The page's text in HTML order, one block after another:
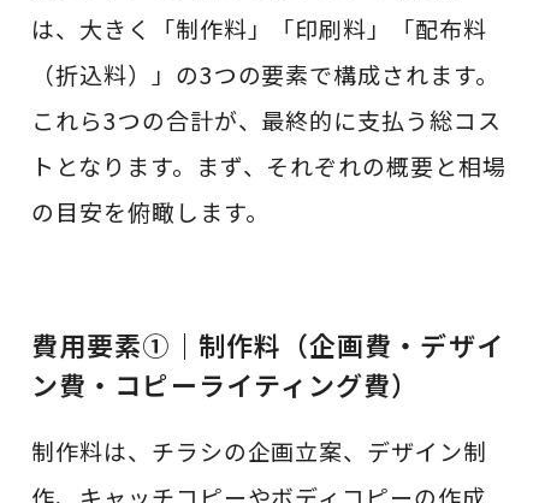
は、大きく「制作料」「印刷料」「配布料
（折込料）」の3つの要素で構成されます。
これら3つの合計が、最終的に支払う総コス
トとなります。まず、それぞれの概要と相場
の目安を俯瞰します。
費用要素①｜制作料（企画費・デザイ
ン費・コピーライティング費）
制作料は、チラシの企画立案、デザイン制
作、キャッチコピーやボディコピーの作成